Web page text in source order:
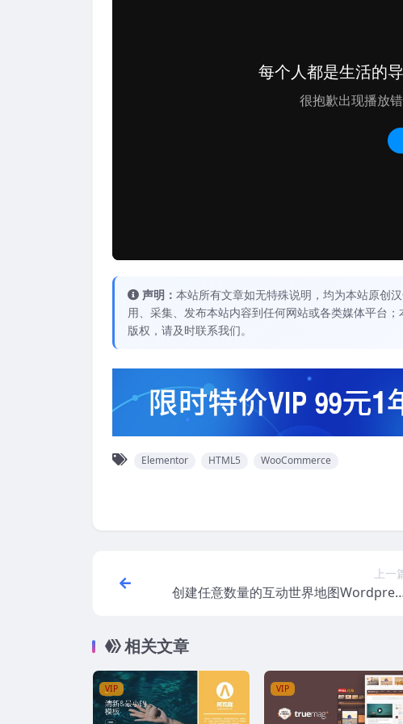
声明： 本站所有文章如无特殊说明，均为本站原创
用、采集、发布本站内容到任何网站或各类媒体平台
版权，请及时联系我们。
Elementor HTML5 WooCommerce
上一
创建任意数量的互动世界地图
相关文章
VIP VIP